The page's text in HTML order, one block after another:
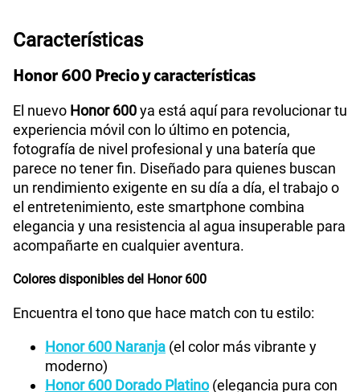
Paga solo S/
Paga solo
175GBen alta velocidad
S/159.90
Paga solo
185GBen alta velocidad
S/ 189.90
200GBen alta velocidad
Ver menos planes
El nuevoHonor 600ya está aquí para revolucionar tu
experiencia móvil con lo último en potencia,
fotografía de nivel profesional y una batería que
parece no tener fin. Diseñado para quienes buscan
un rendimiento exigente en su día a día, el trabajo o
el entretenimiento, este smartphone combina
elegancia y una resistencia al agua insuperable para
Honor 600 Naranja
moderno)